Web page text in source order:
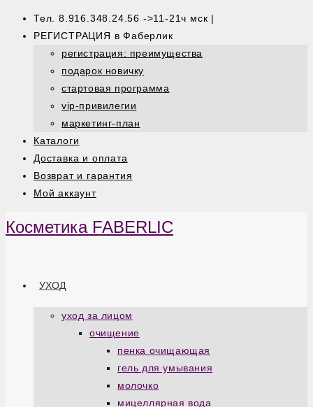
Тел. 8.916.348.24.56 ->11-21ч мск |
РЕГИСТРАЦИЯ в Фаберлик
регистрация: преимущества
подарок новичку
стартовая программа
vip-привилегии
маркетинг-план
Каталоги
Доставка и оплата
Возврат и гарантия
Мой аккаунт
Косметика FABERLIC
УХОД
уход за лицом
очищение
пенка очищающая
гель для умывания
молочко
мицеллярная вода